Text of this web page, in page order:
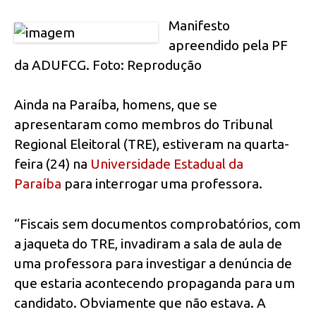
Manifesto
apreendido pela PF
da ADUFCG. Foto: Reprodução
Ainda na Paraíba, homens, que se
apresentaram como membros do Tribunal
Regional Eleitoral (TRE), estiveram na quarta-
feira (24) na Universidade Estadual da
Paraíba para interrogar uma professora.
“Fiscais sem documentos comprobatórios, com
a jaqueta do TRE, invadiram a sala de aula de
uma professora para investigar a denúncia de
que estaria acontecendo propaganda para um
candidato. Obviamente que não estava. A